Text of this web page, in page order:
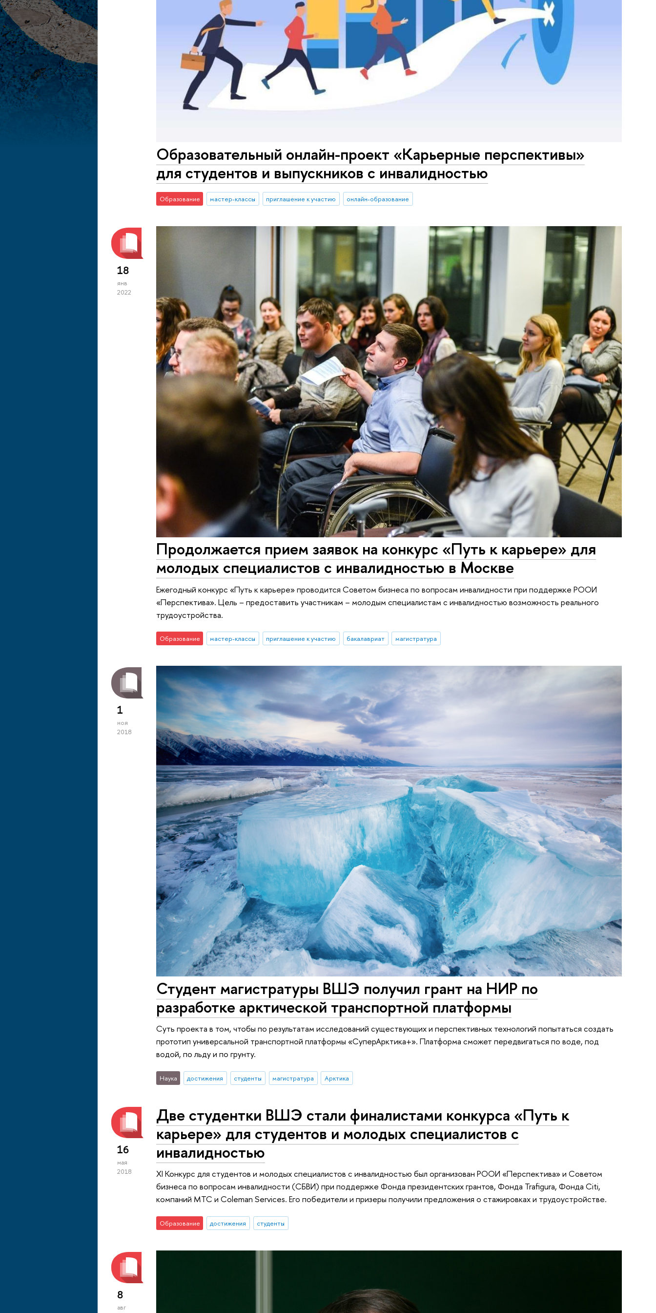
Образовательный онлайн-проект «Карьерные перспективы»
для студентов и выпускников с инвалидностью
Образование мастер-классы приглашение к участию онлайн-образование
18
янв
2022
Продолжается прием заявок на конкурс «Путь к карьере» для
молодых специалистов с инвалидностью в Москве
Ежегодный конкурс «Путь к карьере» проводится Советом бизнеса по вопросам инвалидности при поддержке РООИ
«Перспектива». Цель – предоставить участникам – молодым специалистам с инвалидностью возможность реального
трудоустройства.
Образование мастер-классы приглашение к участию бакалавриат магистратура
1
ноя
2018
Студент магистратуры ВШЭ получил грант на НИР по
разработке арктической транспортной платформы
Суть проекта в том, чтобы по результатам исследований существующих и перспективных технологий попытаться создать
прототип универсальной транспортной платформы «СуперАрктика+». Платформа сможет передвигаться по воде, под
водой, по льду и по грунту.
Наука достижения студенты магистратура Арктика
16
мая
2018
Две студентки ВШЭ стали финалистами конкурса «Путь к
карьере» для студентов и молодых специалистов с
инвалидностью
XI Конкурс для студентов и молодых специалистов с инвалидностью был организован РООИ «Перспектива» и Советом
бизнеса по вопросам инвалидности (СБВИ) при поддержке Фонда президентских грантов, Фонда Trafigura, Фонда Citi,
компаний МТС и Coleman Services. Его победители и призеры получили предложения о стажировках и трудоустройстве.
Образование достижения студенты
8
авг